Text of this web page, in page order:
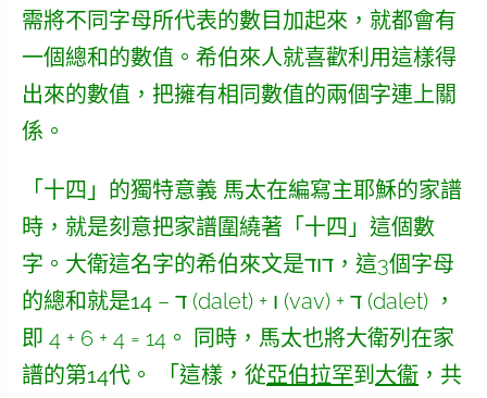
需將不同字母所代表的數目加起來，就都會有
一個總和的數值。希伯來人就喜歡利用這樣得
出來的數值，把擁有相同數值的兩個字連上關
係。
「十四」的獨特意義馬太在編寫主耶穌的家譜
時，就是刻意把家譜圍繞著「十四」這個數
字。大衛這名字的希伯來文是דוד，這3個字母
的總和就是14– ד (dalet) + ו (vav) + ד (dalet) ，
即 4 + 6 + 4 = 14。 同時，馬太也將大衛列在家
譜的第14代。 「這樣，從亞伯拉罕到大衞，共